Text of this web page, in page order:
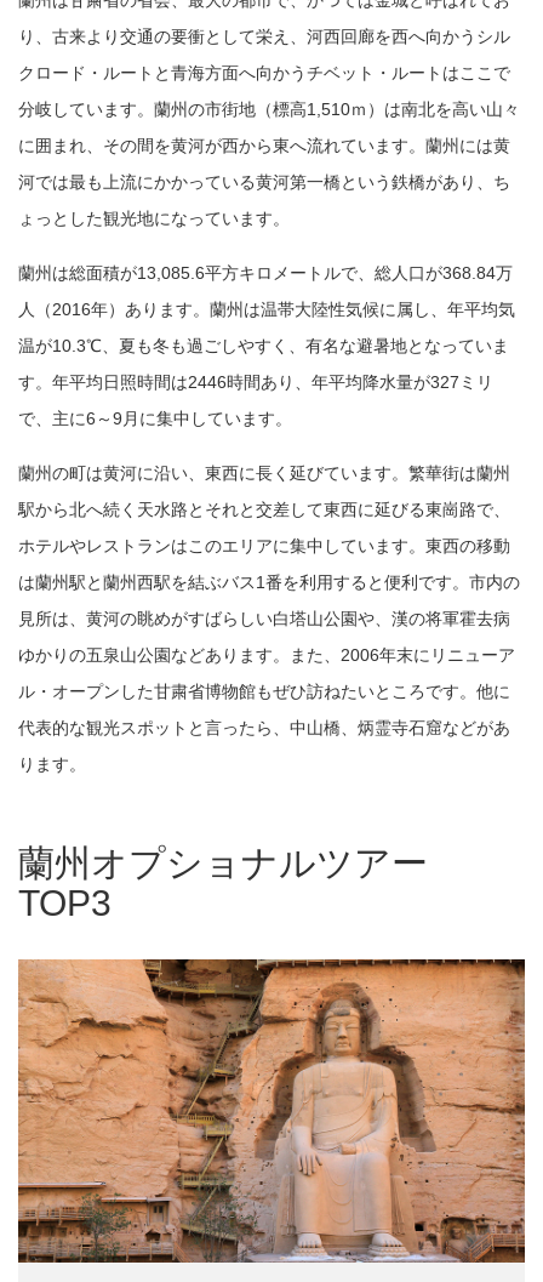
り、古来より交通の要衝として栄え、河西回廊を西へ向かうシル
クロード・ルートと青海方面へ向かうチベット・ルートはここで
分岐しています。蘭州の市街地（標高1,510ｍ）は南北を高い山々
に囲まれ、その間を黄河が西から東へ流れています。蘭州には黄
河では最も上流にかかっている黄河第一橋という鉄橋があり、ち
ょっとした観光地になっています。
蘭州は総面積が13,085.6平方キロメートルで、総人口が368.84万
人（2016年）あります。蘭州は温帯大陸性気候に属し、年平均気
温が10.3℃、夏も冬も過ごしやすく、有名な避暑地となっていま
す。年平均日照時間は2446時間あり、年平均降水量が327ミリ
で、主に6～9月に集中しています。
蘭州の町は黄河に沿い、東西に長く延びています。繁華街は蘭州
駅から北へ続く天水路とそれと交差して東西に延びる東崗路で、
ホテルやレストランはこのエリアに集中しています。東西の移動
は蘭州駅と蘭州西駅を結ぶバス1番を利用すると便利です。市内の
見所は、黄河の眺めがすばらしい白塔山公園や、漢の将軍霍去病
ゆかりの五泉山公園などあります。また、2006年末にリニューア
ル・オープンした甘粛省博物館もぜひ訪ねたいところです。他に
代表的な観光スポットと言ったら、中山橋、炳霊寺石窟などがあ
ります。
蘭州オプショナルツアー
TOP3